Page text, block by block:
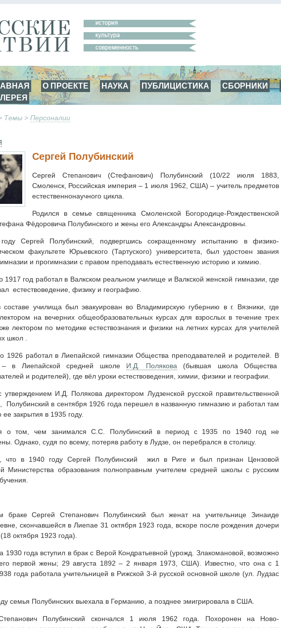
О ПРОЕКТЕ НАУКА ПУБЛИЦИСТИКА СБОРНИКИ
Темы > Персоналии
Сергей Полубинский
Сергей Степанович (Стефанович) Полубинский (10/22 июля 1883,
Смоленск, Российская империя – 1 июля 1962, США) – учитель предметов
естественнонаучного цикла.
Родился в семье священника Смоленской Богородице-Рождественской
Фёдоровича Полубинского и жены его Александры Александровны.
Сергей Полубинский, подвергшись сокращенному испытанию в физико-
факультете Юрьевского (Тартуского) университета, был удостоен звания
и прогимназии с правом преподавать естественную историю и химию.
1917 год работал в Валкском реальном училище и Валкской женской гимназии, где
естествоведение, физику и географию.
училища был эвакуирован во Владимирскую губернию в г. Вязники, где
на вечерних общеобразовательных курсах для взрослых в течение трех
лектором по методике естествознания и физики на летних курсах для учителей
школ .
1926 работал в Лиепайской гимназии Общества преподавателей и родителей. В
– в Лиепайской средней школе И.Д. Полякова (бывшая школа Общества
и родителей), где вёл уроки естествоведения, химии, физики и географии.
утверждением И.Д. Полякова директором Лудзенской русской правительственной
Полубинский в сентября 1926 года перешел в названную гимназию и работал там
ее закрытия в 1935 году.
о том, чем занимался С.С. Полубинский в период с 1935 по 1940 год не
Однако, судя по всему, потеряв работу в Лудзе, он перебрался в столицу.
что в 1940 году Сергей Полубинский жил в Риге и был признан Цензовой
Министерства образования полноправным учителем средней школы с русским
браке Сергей Степанович Полубинский был женат на учительнице Зинаиде
скончавшейся в Лиепае 31 октября 1923 года, вскоре после рождения дочери
октября 1923 года).
1930 года вступил в брак с Верой Кондратьевной (урожд. Злакомановой, возможно
первой жены; 29 августа 1892 – 2 января 1973, США). Известно, что она с 1
года работала учительницей в Рижской 3-й русской основной школе (ул. Лудзас
семья Полубинских выехала в Германию, а позднее эмигрировала в США.
Полубинский скончался 1 июля 1962 года. Похоронен на Ново-